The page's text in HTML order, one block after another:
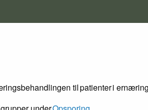
til patienter i